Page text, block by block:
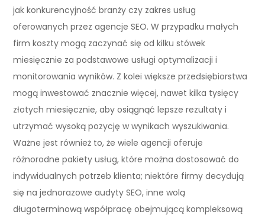
jak konkurencyjność branży czy zakres usług
oferowanych przez agencje SEO. W przypadku małych
firm koszty mogą zaczynać się od kilku stówek
miesięcznie za podstawowe usługi optymalizacji i
monitorowania wyników. Z kolei większe przedsiębiorstwa
mogą inwestować znacznie więcej, nawet kilka tysięcy
złotych miesięcznie, aby osiągnąć lepsze rezultaty i
utrzymać wysoką pozycję w wynikach wyszukiwania.
Ważne jest również to, że wiele agencji oferuje
różnorodne pakiety usług, które można dostosować do
indywidualnych potrzeb klienta; niektóre firmy decydują
się na jednorazowe audyty SEO, inne wolą
długoterminową współpracę obejmującą kompleksową